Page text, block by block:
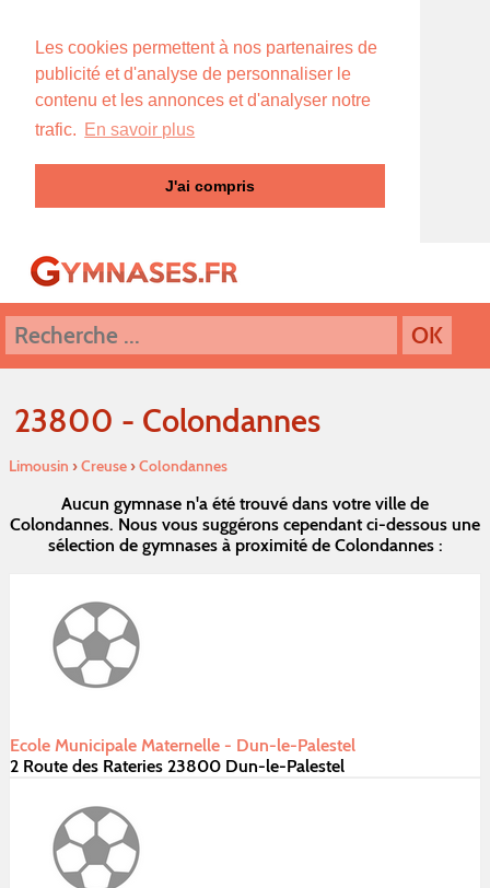
Les cookies permettent à nos partenaires de
publicité et d'analyse de personnaliser le
contenu et les annonces et d'analyser notre
trafic. En savoir plus
J'ai compris
23800 - Colondannes
Limousin ›Creuse›Colondannes
Aucun gymnase n'a été trouvé dans votre ville de
Colondannes. Nous vous suggérons cependant ci-dessous une
sélection de gymnases à proximité de Colondannes :
Ecole Municipale Maternelle - Dun-le-Palestel
2 Route des Rateries 23800 Dun-le-Palestel